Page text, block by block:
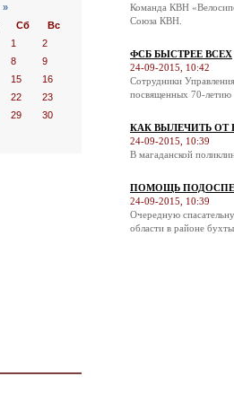
»
Сб
Вс
1
2
8
9
15
16
22
23
29 30
Команда КВН
Союза КВН.
ФСБ БЫСТРЕЕ ВСЕХ
24-09-2015, 10:42
Сотрудники
посвященных 70-летию
КАК ВЫЛЕЧИТЬ ОТ
24-09-2015, 10:39
В магаданской
ПОМОЩЬ
24-09-2015, 10:39
Очередную
области в районе